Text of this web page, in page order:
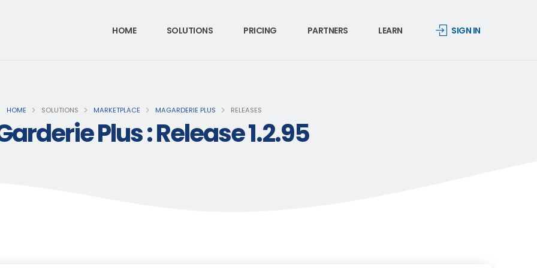
HOME SOLUTIONS PRICING PARTNERS LEARN SIGN IN
HOME SOLUTIONS MARKETPLACE MAGARDERIE PLUS RELEASES
Plus : Release 1.2.95